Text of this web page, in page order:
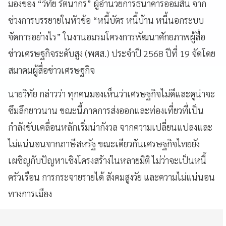
มองของ “วิทัย รัตนากร” ผู้อำนวยการธนาคารออมสิน จาก
ช่วงการบรรยายในหัวข้อ “หนี้บัตร หนี้บ้าน หนี้นอกระบบ
จัดการอย่างไร” ในงานอมรมโครงการพัฒนาศักยภาพผู้สื่อ
ข่าวเศรษฐกิจระดับสูง (พศส.) ประจำปี 2568 ปีที่ 19 จัดโดย
สมาคมผู้สื่อข่าวเศรษฐกิจ
นายวิทัย กล่าวว่า ทุกคนมองเห็นว่าเศรษฐกิจไม่ดีและดูน่าจะ
ซึมลึกยาวนาน ขณะนี้ภาคการส่งออกและท่องเที่ยวที่เป็น
กำลังขับเคลื่อนหลักเริ่มน่ากังวล จากความเปลี่ยนแปลงและ
ไม่แน่นอนจากภาษีสหรัฐ ขณะเดียวกันเศรษฐกิจไทยยัง
เผชิญกับปัญหาเชิงโครงสร้างในหลายมิติ ไม่ว่าจะเป็นหนี้
ครัวเรือน การกระจายรายได้ สังคมสูงวัย และความไม่แน่นอน
ทางการเมือง